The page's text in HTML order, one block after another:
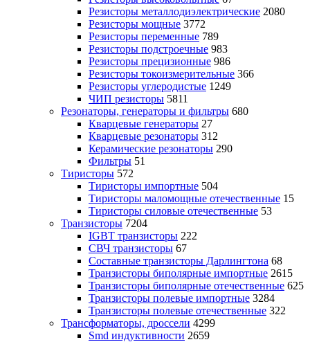
Резисторы металлодиэлектрические 2080
Резисторы мощные 3772
Резисторы переменные 789
Резисторы подстроечные 983
Резисторы прецизионные 986
Резисторы токоизмерительные 366
Резисторы углеродистые 1249
ЧИП резисторы 5811
Резонаторы, генераторы и фильтры 680
Кварцевые генераторы 27
Кварцевые резонаторы 312
Керамические резонаторы 290
Фильтры 51
Тиристоры 572
Тиристоры импортные 504
Тиристоры маломощные отечественные 15
Тиристоры силовые отечественные 53
Транзисторы 7204
IGBT транзисторы 222
СВЧ транзисторы 67
Составные транзисторы Дарлингтона 68
Транзисторы биполярные импортные 2615
Транзисторы биполярные отечественные 625
Транзисторы полевые импортные 3284
Транзисторы полевые отечественные 322
Трансформаторы, дроссели 4299
Smd индуктивности 2659